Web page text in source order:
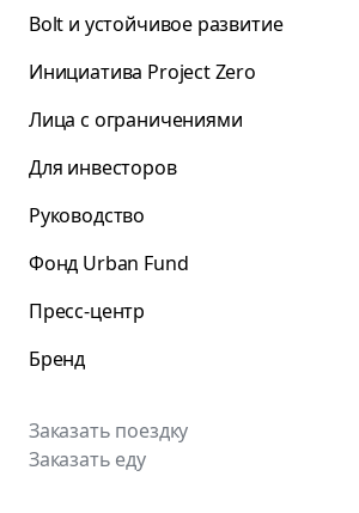
Bolt и устойчивое развитие
Инициатива Project Zero
Лица с ограничениями
Для инвесторов
Руководство
Фонд Urban Fund
Пресс-центр
Бренд
Заказать поездку
Заказать еду